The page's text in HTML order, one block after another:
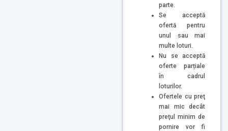
parte.
Se acceptă
ofertă pentru
unul sau mai
multe loturi.
Nu se acceptă
oferte parțiale
în cadrul
loturilor.
Ofertele cu preţ
mai mic decât
preţul minim de
pornire vor fi